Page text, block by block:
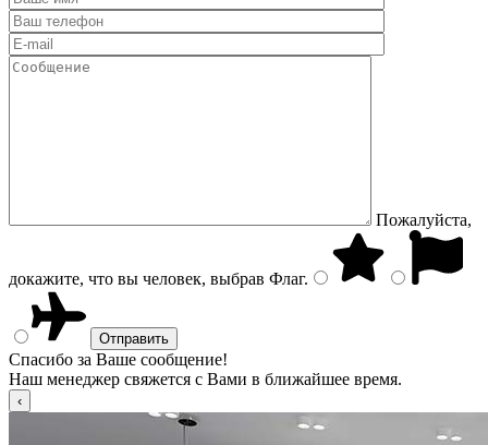
Пожалуйста,
докажите, что вы человек, выбрав Флаг.
Спасибо за Ваше сообщение!
Наш менеджер свяжется с Вами в ближайшее время.